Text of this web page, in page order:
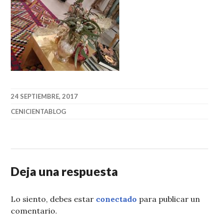
24 SEPTIEMBRE, 2017
CENICIENTABLOG
Deja una respuesta
Lo siento, debes estar conectado para publicar un
comentario.